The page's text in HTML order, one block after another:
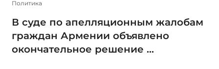
Политика
В суде по апелляционным жалобам
граждан Армении объявлено
окончательное решение ...